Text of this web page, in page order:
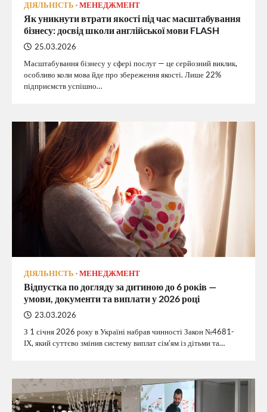
ДІЯЛЬНІСТЬ МЕНЕДЖМЕНТ
Як уникнути втрати якості під час масштабування
бізнесу: досвід школи англійської мови FLASH
25.03.2026
Масштабування бізнесу у сфері послуг — це серйозний виклик,
особливо коли мова йде про збереження якості. Лише 22%
підприємств успішно…
ДІЯЛЬНІСТЬ МЕНЕДЖМЕНТ
Відпустка по догляду за дитиною до 6 років —
умови, документи та виплати у 2026 році
23.03.2026
З 1 січня 2026 року в Україні набрав чинності Закон №4681-
ІХ, який суттєво змінив систему виплат сім’ям із дітьми та…